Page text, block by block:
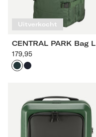
Uitverkocht
CENTRAL PARK Bag L
Aanbevolen
prijs
179,95
DarkNavy
Suitcase